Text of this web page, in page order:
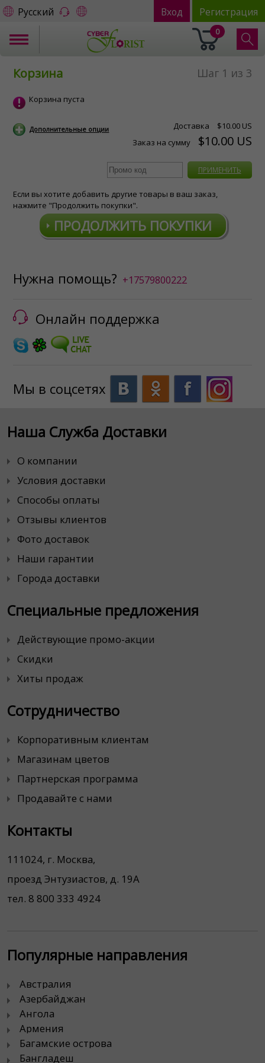
Русский Вход Регистрация
0
Корзина Шаг 1 из 3
Корзина пуста
Дополнительные опции Доставка
$10.00 US
Заказ на сумму
$10.00 US
ПРИМЕНИТЬ
Если вы хотите добавить другие товары в ваш заказ,
нажмите "Продолжить покупки".
ПРОДОЛЖИТЬ ПОКУПКИ
Нужна помощь? +17579800222
Онлайн поддержка
Мы в соцсетях
Наша Служба Доставки
О компании
Условия доставки
Способы оплаты
Отзывы клиентов
Фото доставок
Наши гарантии
Города доставки
Специальные предложения
Действующие промо-акции
Скидки
Хиты продаж
Сотрудничество
Корпоративным клиентам
Магазинам цветов
Партнерская программа
Продавайте с нами
Контакты
111024, г. Москва,
проезд Энтузиастов, д. 19А
тел. 8 800 333 4924
Популярные направления
Австралия
Азербайджан
Ангола
Армения
Багамские острова
Бангладеш